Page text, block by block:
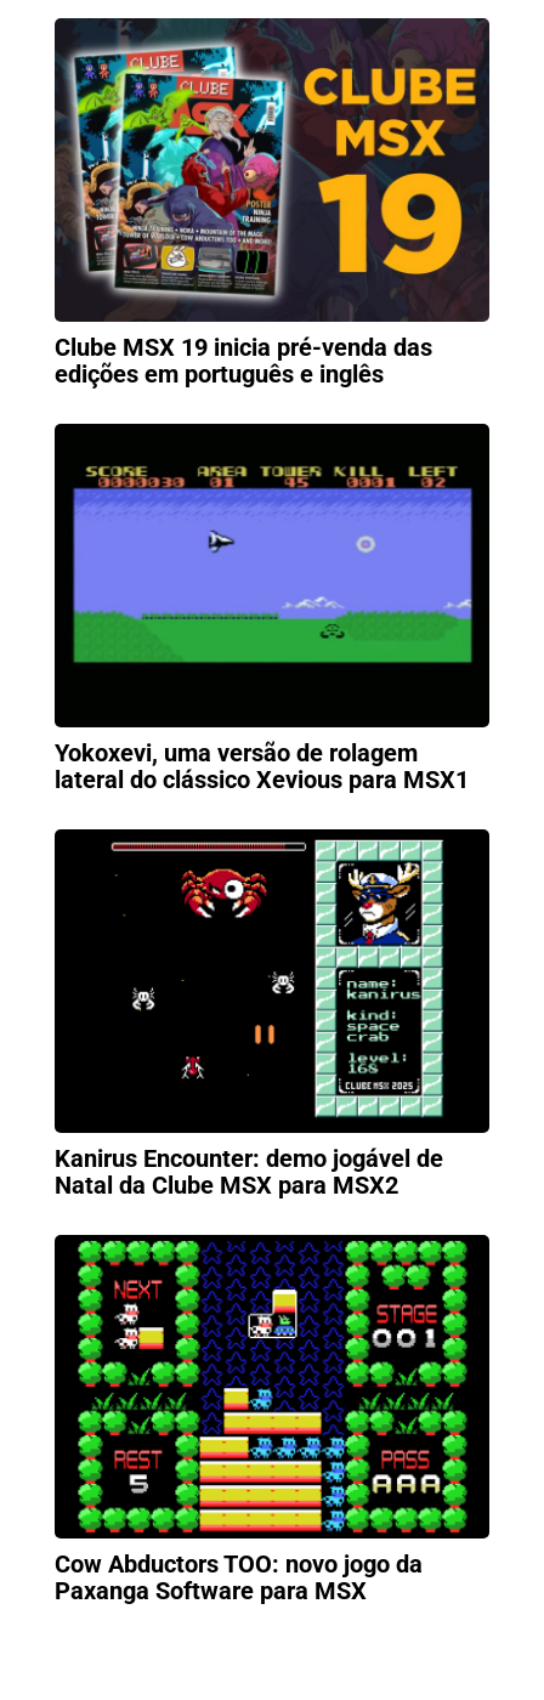
Clube MSX 19 inicia pré-venda das
edições em português e inglês
Yokoxevi, uma versão de rolagem
lateral do clássico Xevious para MSX1
Kanirus Encounter: demo jogável de
Natal da Clube MSX para MSX2
Cow Abductors TOO: novo jogo da
Paxanga Software para MSX